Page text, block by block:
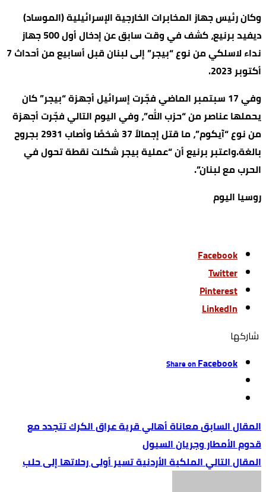
وكان رئيس جهاز المخابرات الخارجية الإسرائيلية (الموساد)
ديفيد برنيع، كشف في وقت سابق عن إدخال أول 500 جهاز
نداء لاسلكي من نوع “بيجر” إلى لبنان قبل أسابيع من أحداث 7
أكتوبر 2023.
وفي 17 سبتمبر الماضي فجّرت إسرائيل أجهزة “بيجر” كان
يحملها عناصر من “حزب الله”، وفي اليوم التالي فجّرت أجهزة
من نوع “آيكوم”، ما قتل إجمالاً 37 شخصًا وأصاب 2931 بجروح
بالغة.واعتبر برنيع أن “عملية بيجر شكلت نقطة تحول في
الحرب مع لبنان”.
روسيا اليوم
Facebook
Twitter
Pinterest
LinkedIn
‫‫ شاركها‬
Share onFacebook
معاناة أهالي قرية عراق الكرك تتجدد مع
قدوم الأمطار وجريان السيول
الملكية الأردنية تسير أولى رحلاتها إلى حلب